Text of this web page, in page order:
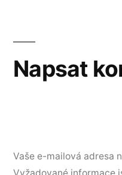
Napsat
Vaše e-mailová adresa